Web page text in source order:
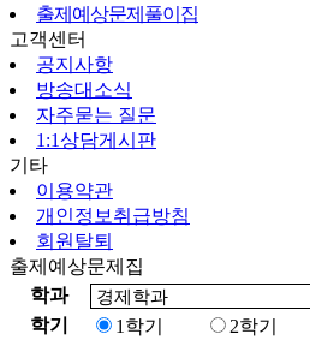
출제예상문제풀이집
고객센터
공지사항
방송대소식
자주묻는 질문
1:1상담게시판
기타
이용약관
개인정보취급방침
회원탈퇴
출제예상문제집
학과
학기
1학기 2학기